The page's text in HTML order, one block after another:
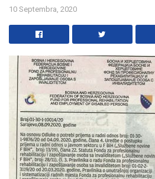
10 Septembra, 2020